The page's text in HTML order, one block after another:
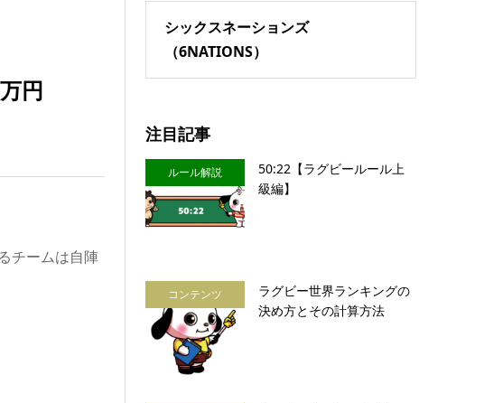
円
チームは自陣
シックスネーションズ
（6NATIONS）
注目記事
ルール解説
50:22【ラグビールール上
級編】
コンテンツ
ラグビー世界ランキングの
決め方とその計算方法